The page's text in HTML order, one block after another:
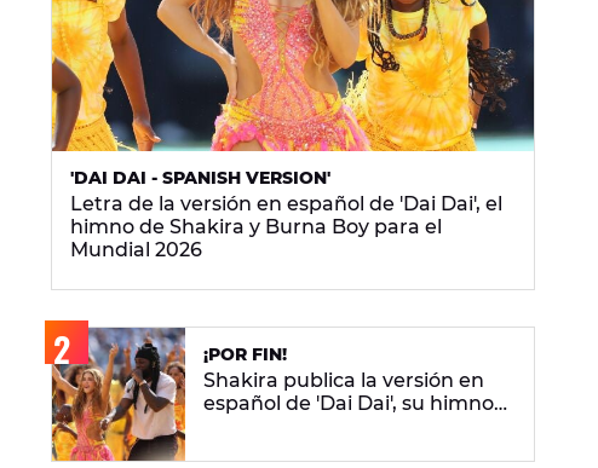
'DAI DAI - SPANISH VERSION'
Letra de la versión en español de 'Dai Dai', el
himno de Shakira y Burna Boy para el
Mundial 2026
¡POR FIN!
Shakira publica la versión en
español de 'Dai Dai', su himno